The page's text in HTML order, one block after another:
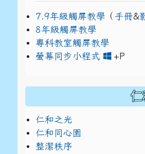
7.9年級觸屏教學 （ 手冊&
8年級觸屏教學
專科教室觸屏教學
螢幕同步小程式
+Plink
link
仁
仁和之光
仁和同心園
整潔秩序